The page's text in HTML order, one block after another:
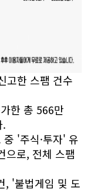
고한 스팸 건수
한 총 566만
.
'주식·투자' 유
으로, 전체 스팸
, '불법게임 및 도